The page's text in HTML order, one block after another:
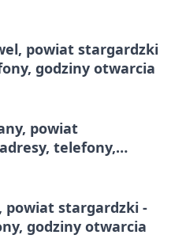
powiat stargardzki
godziny otwarcia
powiat
telefony,
powiat stargardzki -
godziny otwarcia